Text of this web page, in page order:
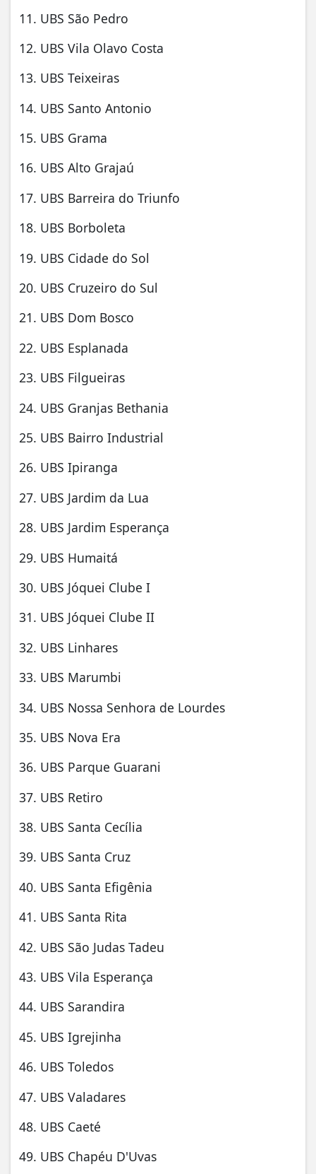
11. UBS São Pedro
12. UBS Vila Olavo Costa
13. UBS Teixeiras
14. UBS Santo Antonio
15. UBS Grama
16. UBS Alto Grajaú
17. UBS Barreira do Triunfo
18. UBS Borboleta
19. UBS Cidade do Sol
20. UBS Cruzeiro do Sul
21. UBS Dom Bosco
22. UBS Esplanada
23. UBS Filgueiras
24. UBS Granjas Bethania
25. UBS Bairro Industrial
26. UBS Ipiranga
27. UBS Jardim da Lua
28. UBS Jardim Esperança
29. UBS Humaitá
30. UBS Jóquei Clube I
31. UBS Jóquei Clube II
32. UBS Linhares
33. UBS Marumbi
34. UBS Nossa Senhora de Lourdes
35. UBS Nova Era
36. UBS Parque Guarani
37. UBS Retiro
38. UBS Santa Cecília
39. UBS Santa Cruz
40. UBS Santa Efigênia
41. UBS Santa Rita
42. UBS São Judas Tadeu
43. UBS Vila Esperança
44. UBS Sarandira
45. UBS Igrejinha
46. UBS Toledos
47. UBS Valadares
48. UBS Caeté
49. UBS Chapéu D'Uvas